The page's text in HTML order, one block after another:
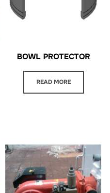
BOWL PROTECTOR
READ MORE